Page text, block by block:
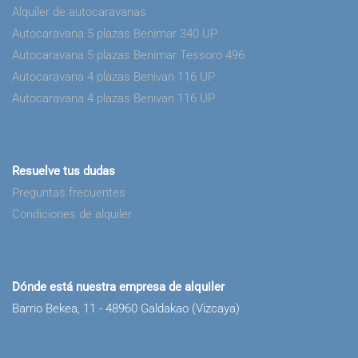
Alquiler de autocaravanas
Autocaravana 5 plazas Benimar 340 UP
Autocaravana 5 plazas Benimar Tessoro 496
Autocaravana 4 plazas Benivan 116 UP
Autocaravana 4 plazas Benivan 116 UP
Resuelve tus dudas
Preguntas frecuentes
Condiciones de alquiler
Dónde está nuestra empresa de alquiler
Barrio Bekea, 11 - 48960 Galdakao (Vizcaya)